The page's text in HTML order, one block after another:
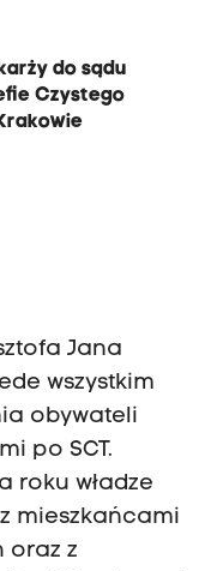
do sądu
Czystego
Jana
wszystkim
obywateli
po SCT.
roku władze
mieszkańcami
oraz z